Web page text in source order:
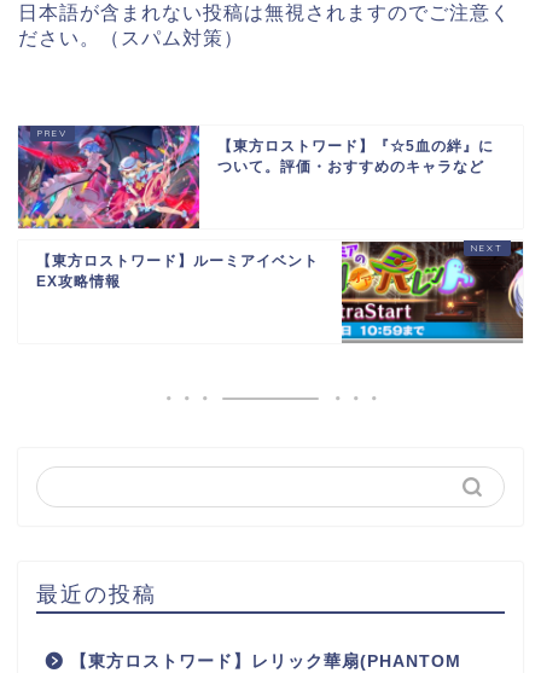
日本語が含まれない投稿は無視されますのでご注意く
ださい。（スパム対策）
【東方ロストワード】『☆5血の絆』に
ついて。評価・おすすめのキャラなど
【東方ロストワード】ルーミアイベント
EX攻略情報
最近の投稿
【東方ロストワード】レリック華扇(PHANTOM